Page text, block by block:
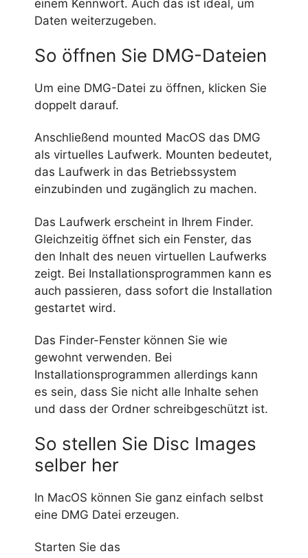
einem Kennwort. Auch das ist ideal, um
Daten weiterzugeben.
So öffnen Sie DMG-Dateien
Um eine DMG-Datei zu öffnen, klicken Sie
doppelt darauf.
Anschließend mounted MacOS das DMG
als virtuelles Laufwerk. Mounten bedeutet,
das Laufwerk in das Betriebssystem
einzubinden und zugänglich zu machen.
Das Laufwerk erscheint in Ihrem Finder.
Gleichzeitig öffnet sich ein Fenster, das
den Inhalt des neuen virtuellen Laufwerks
zeigt. Bei Installationsprogrammen kann es
auch passieren, dass sofort die Installation
gestartet wird.
Das Finder-Fenster können Sie wie
gewohnt verwenden. Bei
Installationsprogrammen allerdings kann
es sein, dass Sie nicht alle Inhalte sehen
und dass der Ordner schreibgeschützt ist.
So stellen Sie Disc Images
selber her
In MacOS können Sie ganz einfach selbst
eine DMG Datei erzeugen.
Starten Sie das